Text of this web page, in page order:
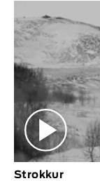
Strokkur